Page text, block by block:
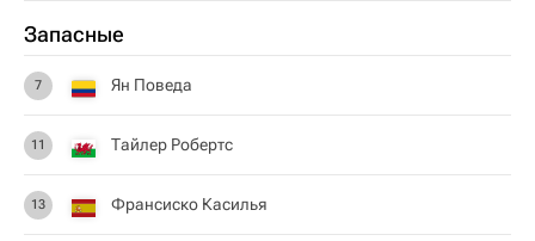
Запасные
7 Ян Поведа
11 Тайлер Робертс
13 Франсиско Касилья